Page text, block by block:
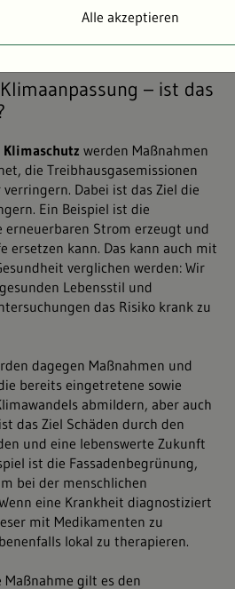
zur Anpassung an
– ist das
Klimaschutz werden Maßnahmen
die Treibhausgasemissionen
Dabei ist das Ziel die
Ein Beispiel ist die
erneuerbaren Strom erzeugt und
ersetzen kann. Das kann auch mit
verglichen werden: Wir
Lebensstil und
das Risiko krank zu
dagegen Maßnahmen und
bereits eingetretene sowie
abmildern, aber auch
das Ziel Schäden durch den
und eine lebenswerte Zukunft
ist die Fassadenbegrünung,
bei der menschlichen
eine Krankheit diagnostiziert
mit Medikamenten zu
lokal zu therapieren.
gilt es den
Alle akzeptieren